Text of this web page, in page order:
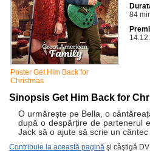
Poster Get Him Back for
Christmas
84
Sinopsis Get Him Back for
O urmărește pe Bella, o
după o despărțire de partenerul
Jack să o ajute să scrie un
Contribuie la această pagină şi câştigă